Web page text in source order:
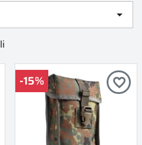

-15% favorite_border